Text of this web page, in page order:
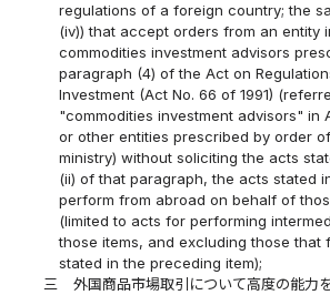
regulations of a foreign country; the
(iv)) that accept orders from an entity
commodities investment advisors
paragraph (4) of the Act on
Investment (Act No. 66 of 1991)
"commodities investment advisors" in
or other entities prescribed by order
ministry) without soliciting the acts
(ii) of that paragraph, the acts stated
perform from abroad on behalf of
(limited to acts for performing
those items, and excluding those that
stated in the preceding item);
三
外国商品市場取引について高度の能力